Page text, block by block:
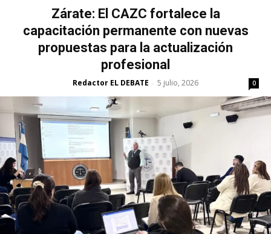
Zárate: El CAZC fortalece la
capacitación permanente con nuevas
propuestas para la actualización
profesional
Redactor EL DEBATE - 5 julio, 2026 0